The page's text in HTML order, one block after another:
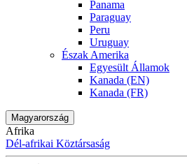
Panama
Paraguay
Peru
Uruguay
Észak Amerika
Egyesült Államok
Kanada (EN)
Kanada (FR)
Magyarország
Afrika
Dél-afrikai Köztársaság